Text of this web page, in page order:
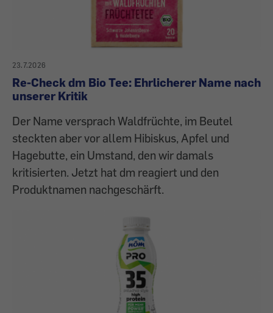
23.7.2026
Re-Check dm Bio Tee: Ehrlicherer Name nach
unserer Kritik
Der Name versprach Waldfrüchte, im Beutel
steckten aber vor allem Hibiskus, Apfel und
Hagebutte, ein Umstand, den wir damals
kritisierten. Jetzt hat dm reagiert und den
Produktnamen nachgeschärft.